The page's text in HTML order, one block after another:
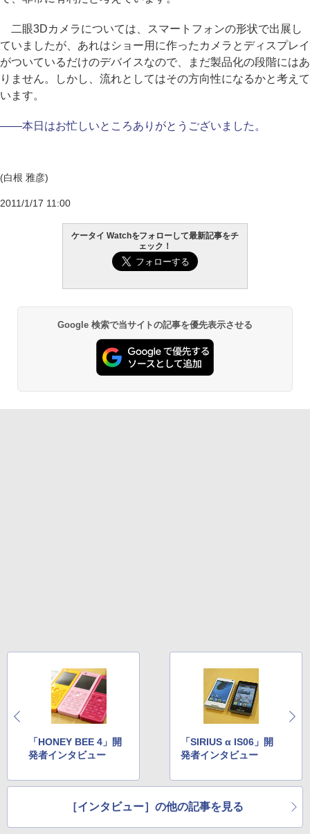
二眼3Dカメラについては、スマートフォンの形状で出展し
ていましたが、あれはショー用に作ったカメラとディスプレイ
がついているだけのデバイスなので、まだ製品化の段階にはあ
りません。しかし、流れとしてはその方向性になるかと考えて
います。
――本日はお忙しいところありがとうございました。
(白根 雅彦)
2011/1/17 11:00
ケータイ Watchをフォローして最新記事をチ
ェック！
Google 検索で当サイトの記事を優先表示させる
「HONEY BEE 4」開
発者インタビュー
「SIRIUS α IS06」開
発者インタビュー
［インタビュー］の他の記事を見る